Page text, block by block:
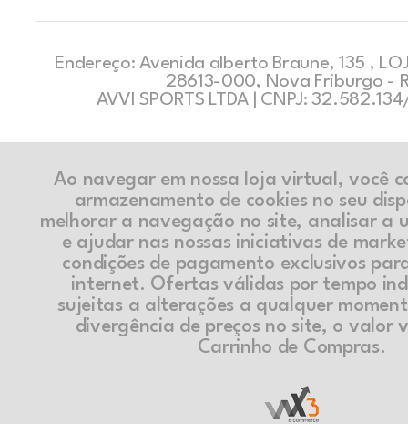
Endereço: Avenida alberto Braune, 135 ,
28613-000, Nova Friburgo -
AVVI SPORTS LTDA | CNPJ:
Ao navegar em nossa loja virtual, você
armazenamento de cookies no seu
melhorar a navegação no site, analisar a
e ajudar nas nossas iniciativas de
condições de pagamento exclusivos
internet. Ofertas válidas por tempo
sujeitas a alterações a qualquer
divergência de preços no site, o valor
Carrinho de Compras.